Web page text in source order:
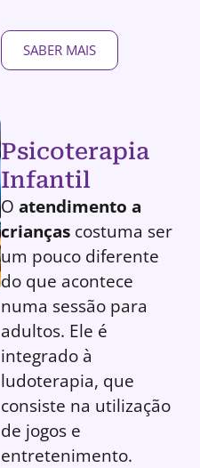
SABER MAIS
Psicoterapia
Infantil
O atendimento a
crianças costuma ser
um pouco diferente
do que acontece
numa sessão para
adultos. Ele é
integrado à
ludoterapia, que
consiste na utilização
de jogos e
entretenimento.